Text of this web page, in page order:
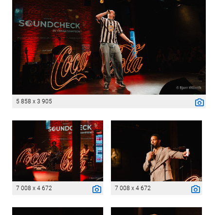
5 858 x 3 905
7 008 x 4 672 7 008 x 4 672